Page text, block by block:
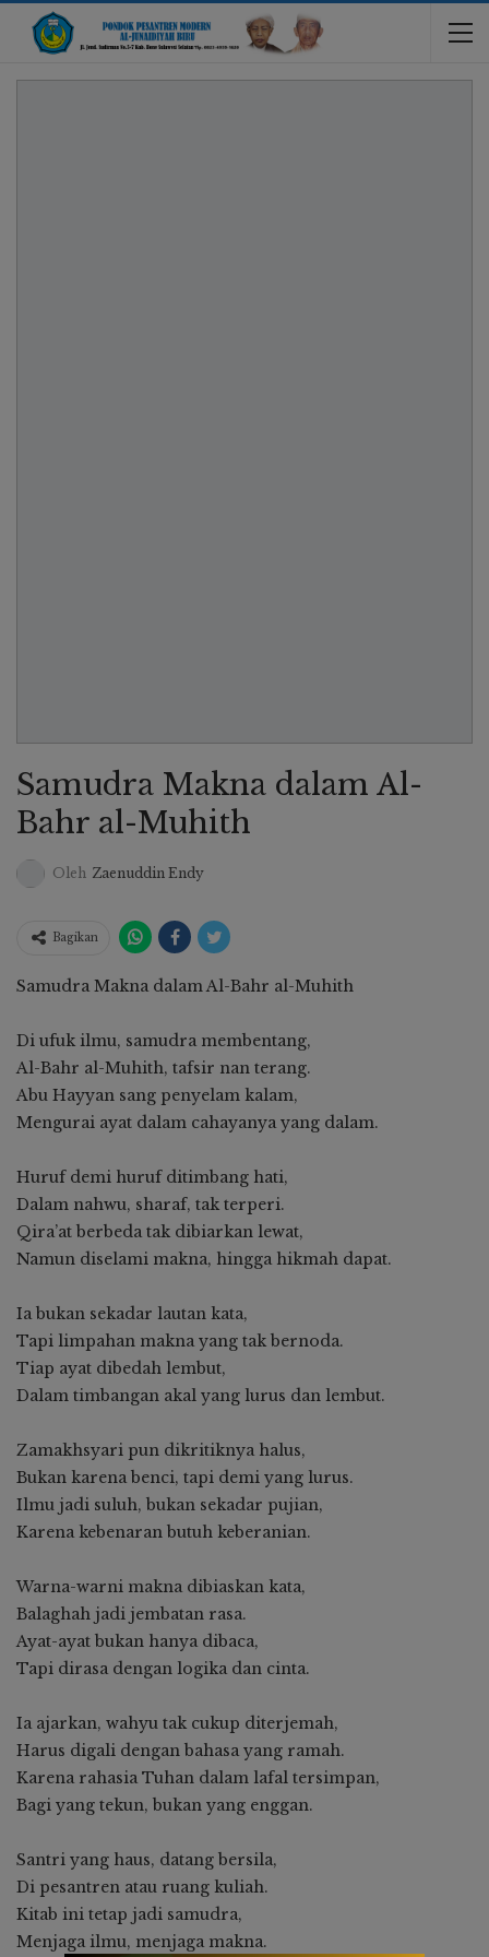
Samudra Makna dalam Al-
Bahr al-Muhith
Oleh Zaenuddin Endy
Bagikan
Samudra Makna dalam Al-Bahr al-Muhith
Di ufuk ilmu, samudra membentang,
Al-Bahr al-Muhith, tafsir nan terang.
Abu Hayyan sang penyelam kalam,
Mengurai ayat dalam cahayanya yang dalam.
Huruf demi huruf ditimbang hati,
Dalam nahwu, sharaf, tak terperi.
Qira’at berbeda tak dibiarkan lewat,
Namun diselami makna, hingga hikmah dapat.
Ia bukan sekadar lautan kata,
Tapi limpahan makna yang tak bernoda.
Tiap ayat dibedah lembut,
Dalam timbangan akal yang lurus dan lembut.
Zamakhsyari pun dikritiknya halus,
Bukan karena benci, tapi demi yang lurus.
Ilmu jadi suluh, bukan sekadar pujian,
Karena kebenaran butuh keberanian.
Warna-warni makna dibiaskan kata,
Balaghah jadi jembatan rasa.
Ayat-ayat bukan hanya dibaca,
Tapi dirasa dengan logika dan cinta.
Ia ajarkan, wahyu tak cukup diterjemah,
Harus digali dengan bahasa yang ramah.
Karena rahasia Tuhan dalam lafal tersimpan,
Bagi yang tekun, bukan yang enggan.
Santri yang haus, datang bersila,
Di pesantren atau ruang kuliah.
Kitab ini tetap jadi samudra,
Menjaga ilmu, menjaga makna.